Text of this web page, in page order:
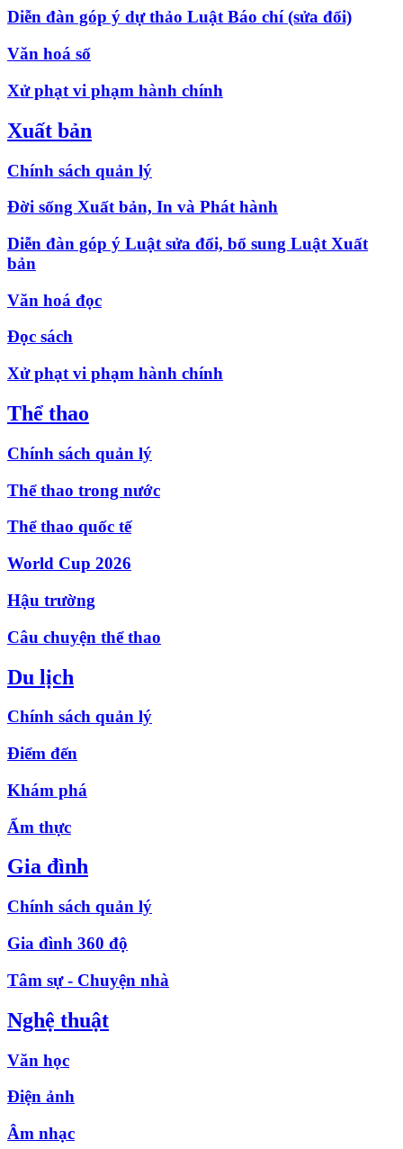
Diễn đàn góp ý dự thảo Luật Báo chí (sửa đổi)
Văn hoá số
Xử phạt vi phạm hành chính
Xuất bản
Chính sách quản lý
Đời sống Xuất bản, In và Phát hành
Diễn đàn góp ý Luật sửa đổi, bổ sung Luật Xuất
bản
Văn hoá đọc
Đọc sách
Xử phạt vi phạm hành chính
Thể thao
Chính sách quản lý
Thể thao trong nước
Thể thao quốc tế
World Cup 2026
Hậu trường
Câu chuyện thể thao
Du lịch
Chính sách quản lý
Điểm đến
Khám phá
Ẩm thực
Gia đình
Chính sách quản lý
Gia đình 360 độ
Tâm sự - Chuyện nhà
Nghệ thuật
Văn học
Điện ảnh
Âm nhạc